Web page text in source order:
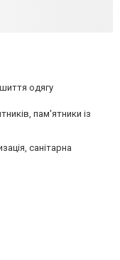
одягу
пам'ятники із
санітарна